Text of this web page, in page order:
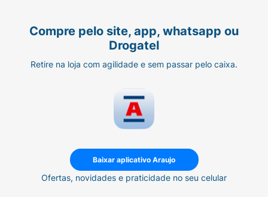
Compre pelo site, app, whatsapp ou
Drogatel
Retire na loja com agilidade e sem passar pelo caixa.
Baixar aplicativo Araujo
Ofertas, novidades e praticidade no seu celular